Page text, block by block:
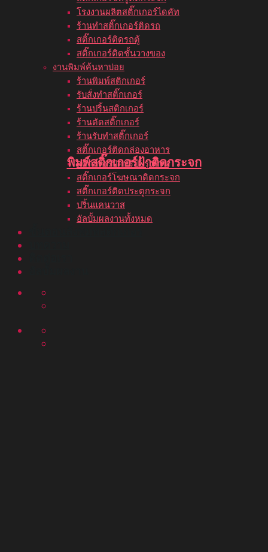
โรงงานผลิตสติ๊กเกอร์ไดคัท
ร้านทำสติ๊กเกอร์ติดรถ
สติ๊กเกอร์ติดรถตู้
สติ๊กเกอร์ติดชั้นวางของ
งานพิมพ์ค้นหาบ่อย
ร้านพิมพ์สติกเกอร์
รับสั่งทำสติ๊กเกอร์
ร้านปริ้นสติกเกอร์
ร้านตัดสติ๊กเกอร์
ร้านรับทำสติ๊กเกอร์
สติ๊กเกอร์ติดกล่องอาหาร
สติ๊กเกอร์ปิดปรับปรุงร้าน
สติ๊กเกอร์โฆษณาติดกระจก
สติ๊กเกอร์ติดประตูกระจก
ปริ้นแคนวาส
อัลบั้มผลงานทั้งหมด
พิมพ์สติ๊กเกอร์ฝ้าติดกระจก